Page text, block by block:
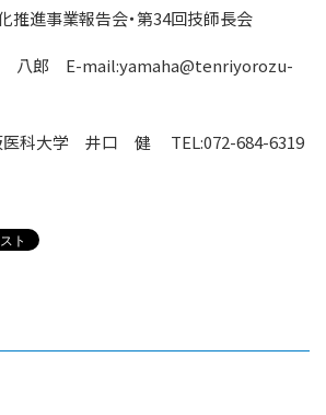
推進事業報告会・第34回技師長会
医科大学 井口 健 TEL:072-684-6319